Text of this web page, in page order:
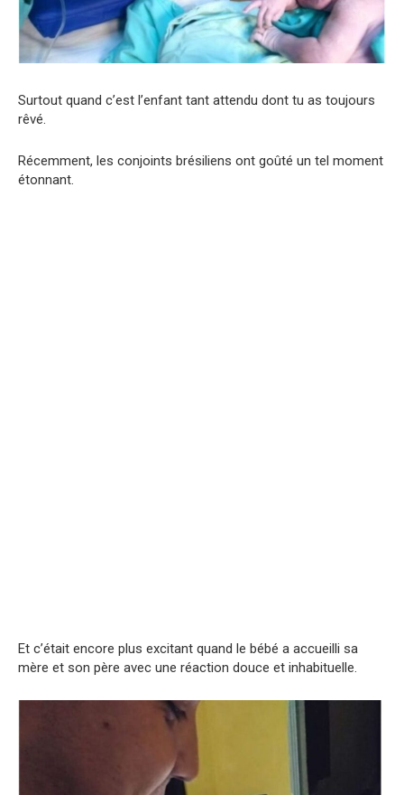
Surtout quand c’est l’enfant tant attendu dont tu as toujours
rêvé.
Récemment, les conjoints brésiliens ont goûté un tel moment
étonnant.
Et c’était encore plus excitant quand le bébé a accueilli sa
mère et son père avec une réaction douce et inhabituelle.